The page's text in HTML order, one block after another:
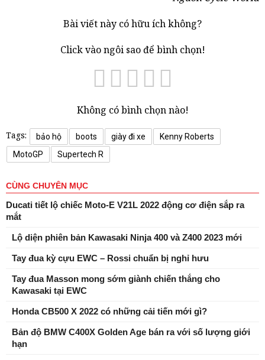
Bài viết này có hữu ích không?
Click vào ngôi sao để bình chọn!
Không có bình chọn nào!
Tags: bảo hộ boots giày đi xe
Kenny Roberts
MotoGP
Supertech R
CÙNG CHUYÊN MỤC
Ducati tiết lộ chiếc Moto-E V21L 2022 động cơ điện sắp ra
mắt
Lộ diện phiên bản Kawasaki Ninja 400 và Z400 2023 mới
Tay đua kỳ cựu EWC – Rossi chuẩn bị nghỉ hưu
Tay đua Masson mong sớm giành chiến thắng cho
Kawasaki tại EWC
Honda CB500 X 2022 có những cải tiến mới gì?
Bản độ BMW C400X Golden Age bán ra với số lượng giới
hạn